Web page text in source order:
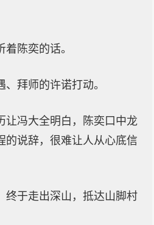
陈奕的话。
拜师的许诺打动。
让冯大全明白，陈奕口中龙
的说辞，很难让人从心底信
终于走出深山，抵达山脚村